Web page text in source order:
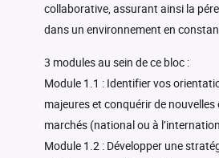
collaborative, assurant ainsi la
dans un environnement en
3 modules au sein de ce bloc :
Module 1.1 : Identifier vos
majeures et conquérir de
marchés (national ou à
Module 1.2 : Développer une